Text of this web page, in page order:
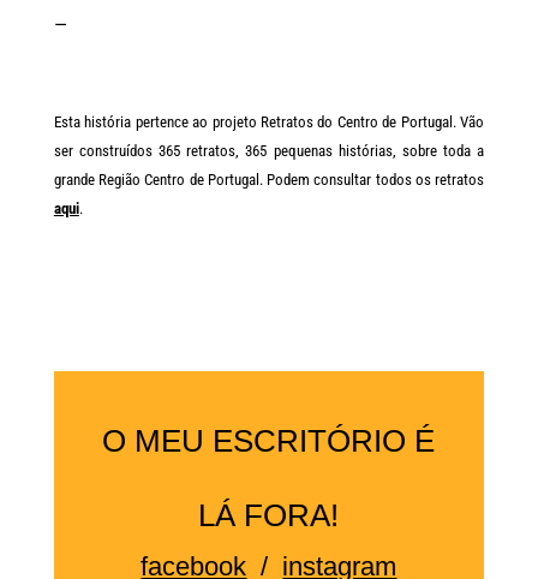
—
Esta história pertence ao projeto Retratos do Centro de Portugal. Vão
ser construídos 365 retratos, 365 pequenas histórias, sobre toda a
grande Região Centro de Portugal. Podem consultar todos os retratos
aqui.
O MEU ESCRITÓRIO É
LÁ FORA!
facebook / instagram